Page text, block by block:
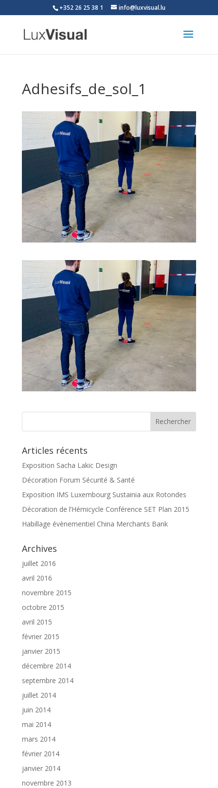
+352 26 25 38 1 info@luxvisual.lu
Adhesifs_de_sol_1
Articles récents
Exposition Sacha Lakic Design
Décoration Forum Sécurité & Santé
Exposition IMS Luxembourg Sustainia aux Rotondes
Décoration de l’Hémicycle Conférence SET Plan 2015
Habillage évènementiel China Merchants Bank
Archives
juillet 2016
avril 2016
novembre 2015
octobre 2015
avril 2015
février 2015
janvier 2015
décembre 2014
septembre 2014
juillet 2014
juin 2014
mai 2014
mars 2014
février 2014
janvier 2014
novembre 2013